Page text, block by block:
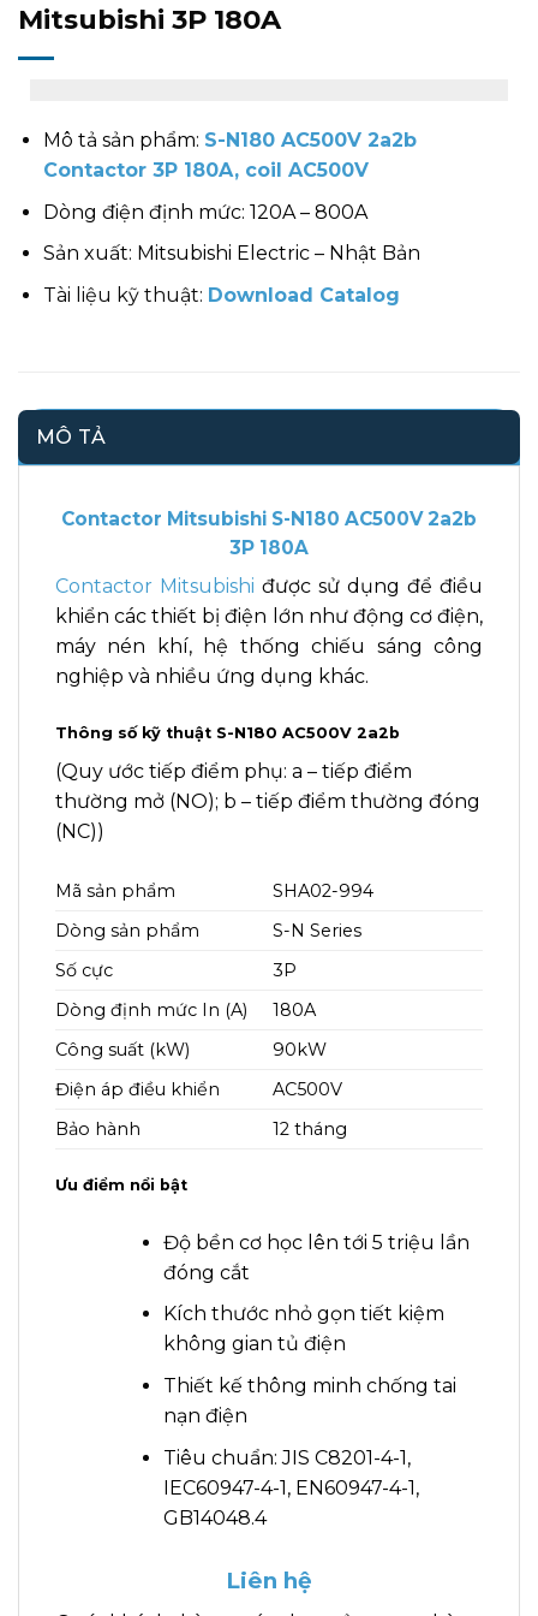
Mitsubishi 3P 180A
Mô tả sản phẩm: S-N180 AC500V 2a2b
Contactor 3P 180A, coil AC500V
Dòng điện định mức: 120A – 800A
Sản xuất: Mitsubishi Electric – Nhật Bản
Tài liệu kỹ thuật: Download Catalog
MÔ TẢ
Contactor Mitsubishi S-N180 AC500V 2a2b
3P 180A
Contactor Mitsubishi được sử dụng để điều
khiển các thiết bị điện lớn như động cơ điện,
máy nén khí, hệ thống chiếu sáng công
nghiệp và nhiều ứng dụng khác.
Thông số kỹ thuật S-N180 AC500V 2a2b
(Quy ước tiếp điểm phụ: a – tiếp điểm
thường mở (NO); b – tiếp điểm thường đóng
(NC))
Mã sản phẩm
SHA02-994
Dòng sản phẩm
S-N Series
Số cực
3P
Dòng định mức In (A)
180A
Công suất (kW)
90kW
Điện áp điều khiển
AC500V
Bảo hành
12 tháng
Ưu điểm nổi bật
Độ bền cơ học lên tới 5 triệu lần
đóng cắt
Kích thước nhỏ gọn tiết kiệm
không gian tủ điện
Thiết kế thông minh chống tai
nạn điện
Tiêu chuẩn: JIS C8201-4-1,
IEC60947-4-1, EN60947-4-1,
GB14048.4
Liên hệ